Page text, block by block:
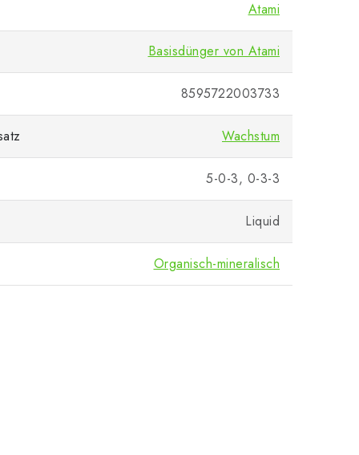
Atami
Basisdünger von Atami
8595722003733
Wachstum
5-0-3, 0-3-3
Liquid
Organisch-mineralisch